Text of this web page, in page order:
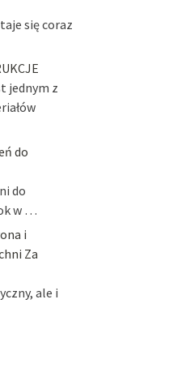
się coraz
jednym z
do
do
w …
i
Za
ale i